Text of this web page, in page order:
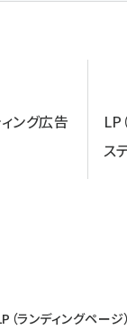
ング広告
LP
ス
（ランディングページ